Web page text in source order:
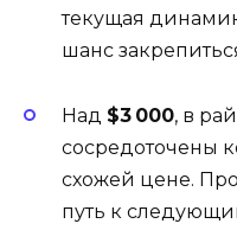
текущая
шанс
Над $3 000, в
сосредоточены
схожей цене.
путь к